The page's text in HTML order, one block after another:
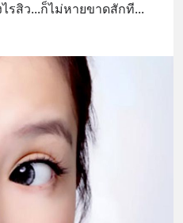
ไรสิว...ก็ไม่หายขาดสักที